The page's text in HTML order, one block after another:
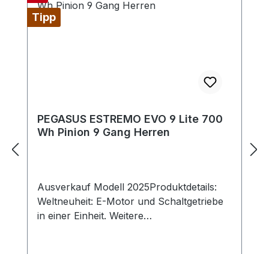
Tipp
PEGASUS ESTREMO EVO 9 Lite 700
Wh Pinion 9 Gang Herren
Ausverkauf Modell 2025Produktdetails:
Weltneuheit: E-Motor und Schaltgetriebe
in einer Einheit. Weitere